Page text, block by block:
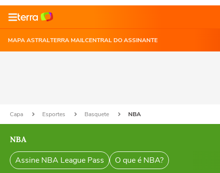
MAPA ASTRALTERRA MAILCENTRAL DO ASSINANTE
Capa Esportes Basquete NBA
NBA
Assine NBA League Pass O que é NBA?